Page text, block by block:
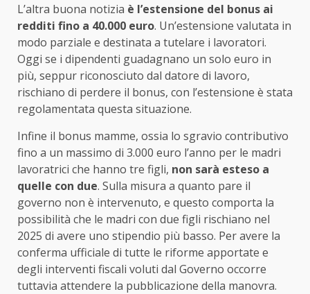
L’altra buona notizia è l’estensione del bonus ai
redditi fino a 40.000 euro. Un’estensione valutata in
modo parziale e destinata a tutelare i lavoratori.
Oggi se i dipendenti guadagnano un solo euro in
più, seppur riconosciuto dal datore di lavoro,
rischiano di perdere il bonus, con l’estensione è stata
regolamentata questa situazione.
Infine il bonus mamme, ossia lo sgravio contributivo
fino a un massimo di 3.000 euro l’anno per le madri
lavoratrici che hanno tre figli, non sarà esteso a
quelle con due. Sulla misura a quanto pare il
governo non è intervenuto, e questo comporta la
possibilità che le madri con due figli rischiano nel
2025 di avere uno stipendio più basso. Per avere la
conferma ufficiale di tutte le riforme apportate e
degli interventi fiscali voluti dal Governo occorre
tuttavia attendere la pubblicazione della manovra.